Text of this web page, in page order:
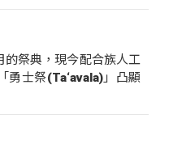
祭典，現今配合族人工
勇士祭(Ta‘avala)」凸顯